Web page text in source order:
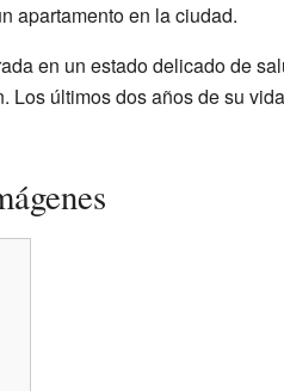
apartamento en la ciudad.
en un estado delicado de
Los últimos dos años de su